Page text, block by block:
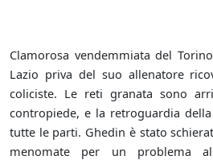
Clamorosa vendemmiata del
Lazio priva del suo allenatore
coliciste. Le reti granata sono
contropiede, e la retroguardia
tutte le parti. Ghedin è stato
menomate per un problema